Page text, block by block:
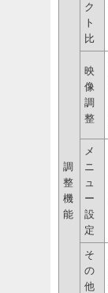
調
整
機
能
ク
ト
比
映
像
調
整
メ
ニ
ュ
ー
設
定
そ
の
他